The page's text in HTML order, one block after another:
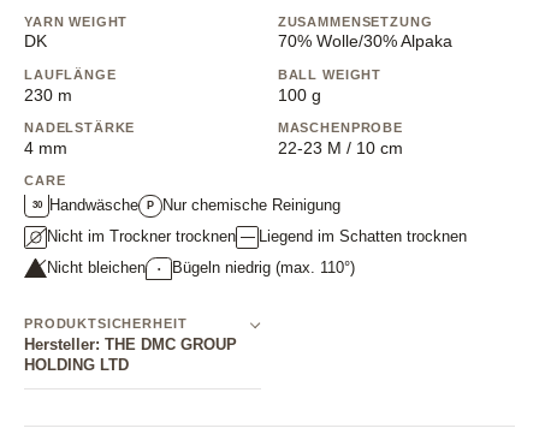
YARN WEIGHT
DK
ZUSAMMENSETZUNG
70% Wolle/30% Alpaka
LAUFLÄNGE
230 m
BALL WEIGHT
100 g
NADELSTÄRKE
4 mm
MASCHENPROBE
22-23 M / 10 cm
CARE
30 Handwäsche P
Nur chemische Reinigung
Nicht im Trockner trocknen
Liegend im Schatten trocknen
Nicht bleichen
• Bügeln niedrig (max. 110°)
PRODUKTSICHERHEIT
Hersteller: THE DMC GROUP
HOLDING LTD